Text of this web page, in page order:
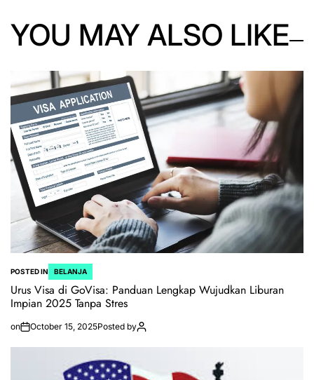
YOU MAY ALSO LIKE
POSTED IN BELANJA
Urus Visa di GoVisa: Panduan Lengkap Wujudkan Liburan
Impian 2025 Tanpa Stres
on October 15, 2025Posted by